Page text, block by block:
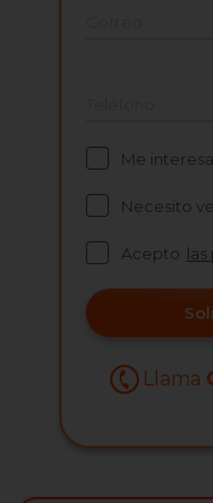
Me
Necesito
Acepto
Llama